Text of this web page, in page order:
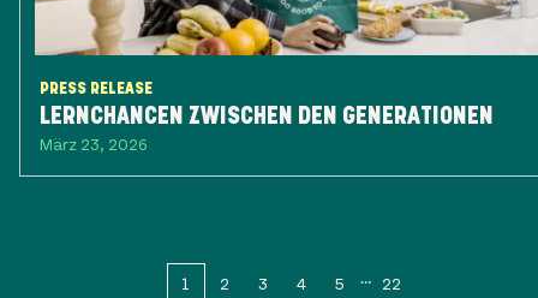
PRESS RELEASE
LERNCHANCEN ZWISCHEN DEN GENERATIONEN
März 23, 2026
1 2 3 4 5 22